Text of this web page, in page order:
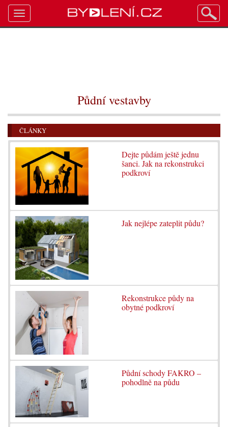
Půdní vestavby
ČLÁNKY
Dejte půdám ještě jednu
šanci. Jak na rekonstrukci
podkroví
Jak nejlépe zateplit půdu?
Rekonstrukce půdy na
obytné podkroví
Půdní schody FAKRO –
pohodlně na půdu
Toggle
navigation